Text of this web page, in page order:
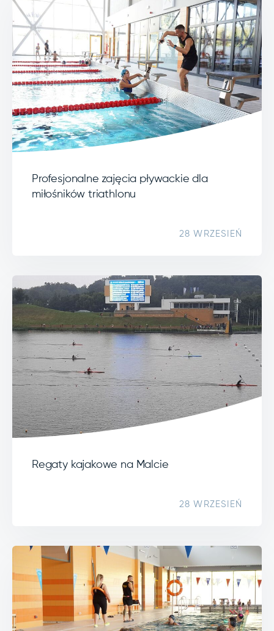
Profesjonalne zajęcia pływackie dla
miłośników triathlonu
28 WRZESIEŃ
Regaty kajakowe na Malcie
28 WRZESIEŃ